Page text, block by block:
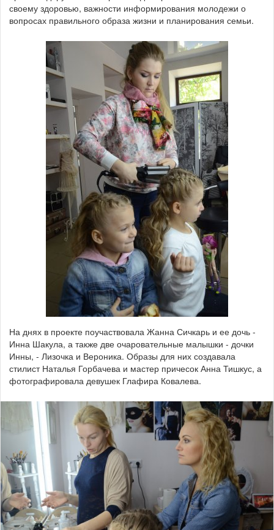
своему здоровью, важности информирования молодежи о
вопросах правильного образа жизни и планирования семьи.
На днях в проекте поучаствовала Жанна Сичкарь и ее дочь -
Инна Шакула, а также две очаровательные малышки - дочки
Инны, - Лизочка и Вероника. Образы для них создавала
стилист Наталья Горбачева и мастер причесок Анна Тишкус, а
фотографировала девушек Глафира Ковалева.